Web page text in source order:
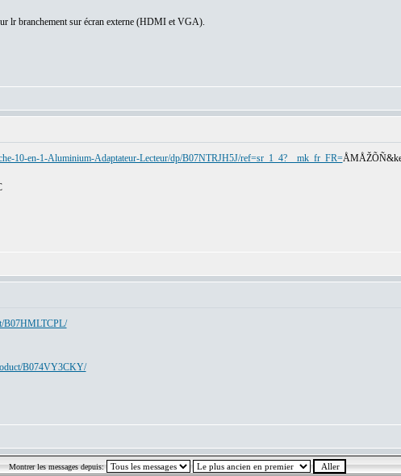
lr branchement sur écran externe (HDMI et VGA).
10-en-1-Aluminium-Adaptateur-Lecteur/dp/B07NTRJH5J/ref=sr_1_4?__mk_fr_FR=
B07HMLTCPL/
B074VY3CKY/
Montrer les messages depuis: